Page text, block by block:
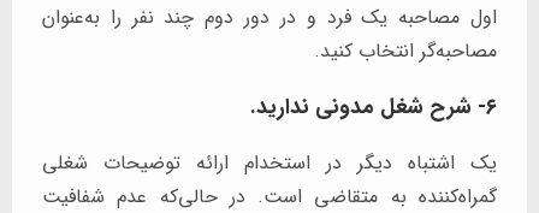
اول مصاحبه یک فرد و در دور دوم چند نفر را به‌عنوان
مصاحبه‌گر انتخاب کنید.
۶- شرح شغل مدونی ندارید.
یک اشتباه دیگر در استخدام ارائه توضیحات شغلی
گمراه‌کننده به متقاضی است. در حالی‌که عدم شفافیت